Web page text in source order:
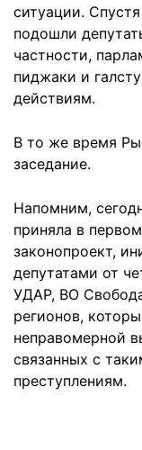
ситуации.
подошли
частности,
пиджаки и
действиям.
В то же время
заседание.
Напомним,
приняла в
законопроект,
депутатами от
УДАР, ВО
регионов,
неправомерной
связанных с
преступлениям.